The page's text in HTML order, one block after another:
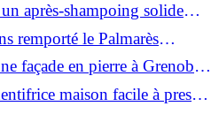
après-shampoing solide
remporté le Palmarès
les coulisses du projet primé
façade en pierre à Grenoble
maison facile à presser